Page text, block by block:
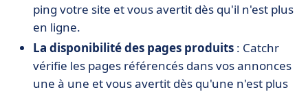
ping votre site et vous avertit dès qu'il n'est plus
en ligne.
La disponibilité des pages produits : Catchr
vérifie les pages référencés dans vos annonces
une à une et vous avertit dès qu'une n'est plus